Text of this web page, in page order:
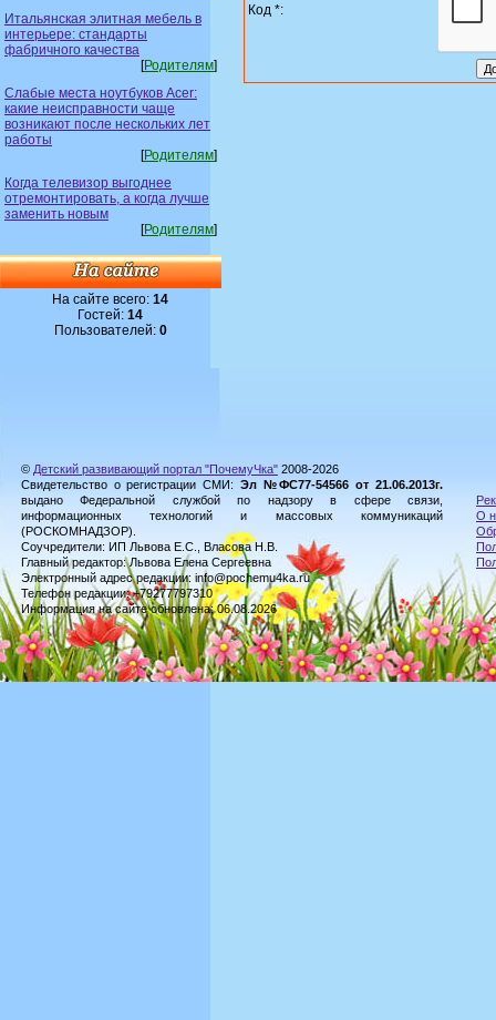
Итальянская элитная мебель в
интерьере: стандарты
фабричного качества
[Родителям]
Слабые места ноутбуков Acer:
какие неисправности чаще
возникают после нескольких лет
работы
[Родителям]
Когда телевизор выгоднее
отремонтировать, а когда лучше
заменить новым
[Родителям]
На сайте всего:14
Гостей:14
Пользователей: 0
Код *:
© Детский развивающий портал "ПочемуЧка" 2008-2026
Свидетельство о регистрации СМИ: Эл №ФС77-54566 от 21.06.2013г.
выдано Федеральной службой по надзору в сфере связи,
информационных технологий и массовых коммуникаций
(РОСКОМНАДЗОР).
Соучредители: ИП Львова Е.С., Власова Н.В.
Главный редактор: Львова Елена Сергеевна
Электронный адрес редакции: info@pochemu4ka.ru
Телефон редакции: +79277797310
Информация на сайте обновлена: 06.08.2026
О